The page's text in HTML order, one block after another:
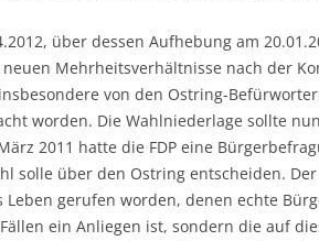
über dessen Aufhebung am
Mehrheitsverhältnisse nach der
von den Ostring-
worden. Die Wahlniederlage sollte
2011 hatte die FDP eine
solle über den Ostring entscheiden.
gerufen worden, denen echte
ein Anliegen ist, sondern die auf